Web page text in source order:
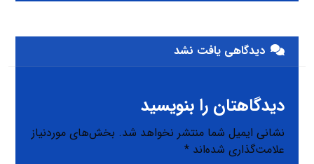
دیدگاهی یافت نشد
دیدگاهتان را بنویسید
نشانی ایمیل شما منتشر نخواهد شد. بخش‌های موردنیاز
علامت‌گذاری شده‌اند*